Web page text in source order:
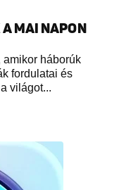
MAI NAPON
amikor háborúk
fordulatai és
világot...